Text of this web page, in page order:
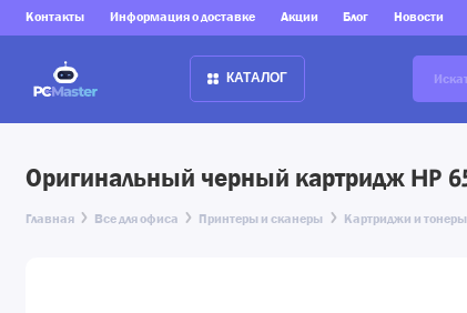
Контакты Информация о доставке Акции Блог Новости
КАТАЛОГ
Оригинальный черный картридж HP
Главная Все для офиса Принтеры и сканеры Картриджи и тонеры